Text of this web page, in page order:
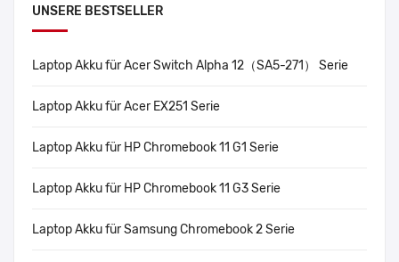
UNSERE BESTSELLER
Laptop Akku für Acer Switch Alpha 12（SA5-271） Serie
Laptop Akku für Acer EX251 Serie
Laptop Akku für HP Chromebook 11 G1 Serie
Laptop Akku für HP Chromebook 11 G3 Serie
Laptop Akku für Samsung Chromebook 2 Serie